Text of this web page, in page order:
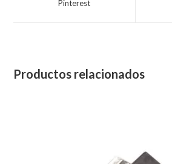
Pinterest
Productos relacionados